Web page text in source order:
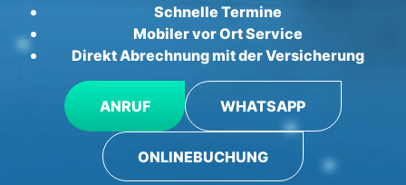
Schnelle Termine
Mobiler vor Ort Service
Direkt Abrechnung mit der Versicherung
ANRUF WHATSAPP
ONLINEBUCHUNG